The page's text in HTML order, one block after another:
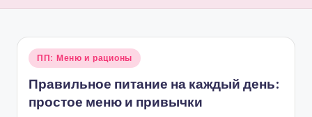
Опубликовано
ПП: Меню и рационы
Правильное питание на каждый день:
простое меню и привычки